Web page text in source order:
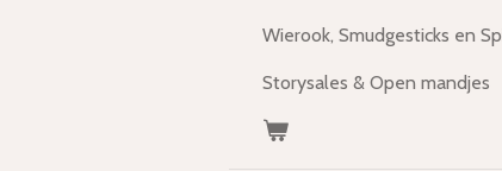
Wierook, Smudgesticks en
Storysales & Open mandjes